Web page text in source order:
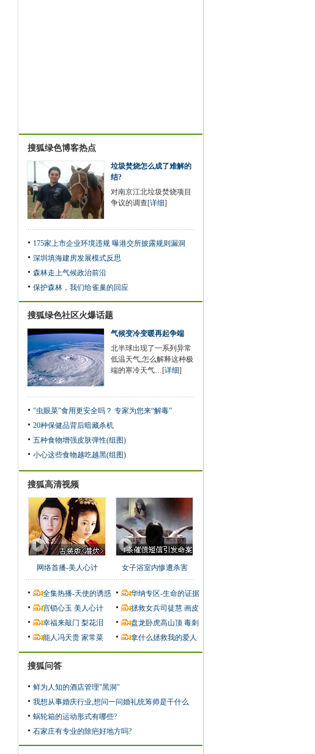
搜狐绿色博客热点
垃圾焚烧怎么成了难解的
结?
对南京江北垃圾焚烧项目
争议的调查[详细]
175家上市企业环境违规 曝港交所披露规则漏洞
深圳填海建房发展模式反思
森林走上气候政治前沿
保护森林，我们给雀巢的回应
搜狐绿色社区火爆话题
气候变冷变暖再起争端
北半球出现了一系列异常
低温天气,怎么解释这种极
端的寒冷天气…[详细]
"虫眼菜”食用更安全吗？ 专家为您来“解毒”
20种保健品背后暗藏杀机
五种食物增强皮肤弹性(组图)
小心这些食物越吃越黑(组图)
搜狐高清视频
网络首播-美人心计 女子浴室内惨遭杀害
全集热播-天使的诱惑
华纳专区-生命的证据
宫锁心玉 美人心计 拯救女兵司徒慧 画皮
幸福来敲门 梨花泪 盘龙卧虎高山顶 毒刺
能人冯天贵 家常菜 拿什么拯救我的爱人
搜狐问答
鲜为人知的酒店管理"黑洞"
我想从事婚庆行业,想问一问婚礼统筹师是干什么
蜗轮箱的运动形式有哪些?
石家庄有专业的除疤好地方吗?